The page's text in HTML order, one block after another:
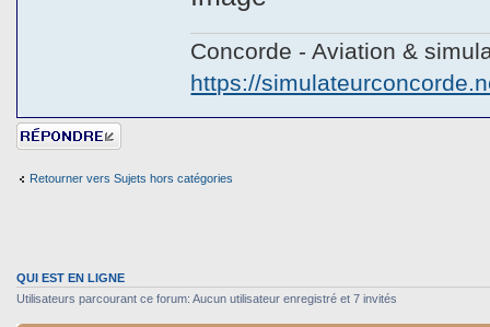
Concorde - Aviation &
https://
Répondre
Retourner vers Sujets hors catégories
QUI EST EN LIGNE
Utilisateurs parcourant ce forum: Aucun utilisateur enregistré et 7 invités